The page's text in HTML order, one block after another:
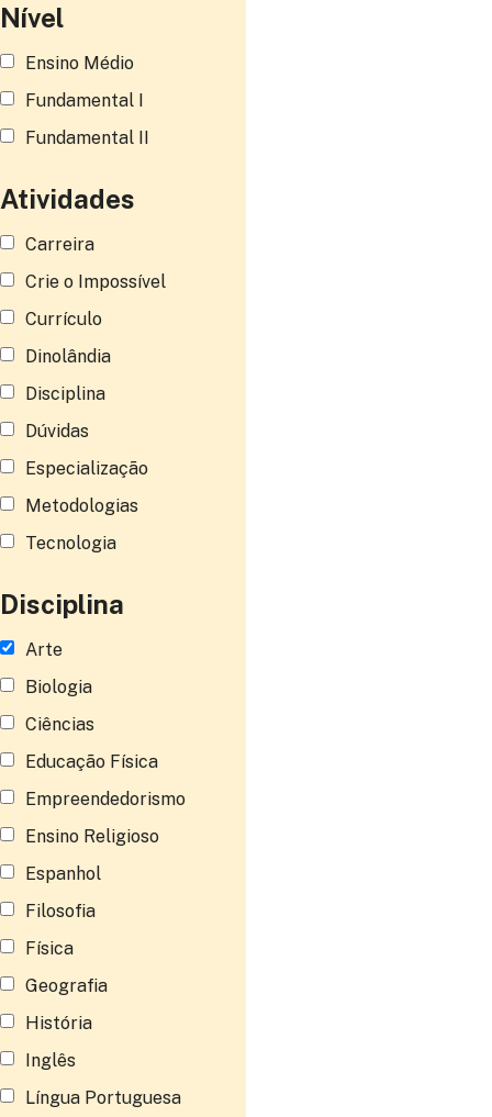
Nível
Ensino Médio
Fundamental I
Fundamental II
Atividades
Carreira
Crie o Impossível
Currículo
Dinolândia
Disciplina
Dúvidas
Especialização
Metodologias
Tecnologia
Disciplina
Arte
Biologia
Ciências
Educação Física
Empreendedorismo
Ensino Religioso
Espanhol
Filosofia
Física
Geografia
História
Inglês
Língua Portuguesa